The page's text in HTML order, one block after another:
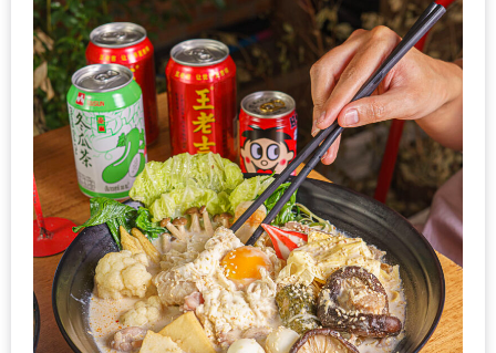
บาท
ฟรี
3
รางวัล
วัน
แม่
สุด
พิเศษ
โปร
โม
ชั่น